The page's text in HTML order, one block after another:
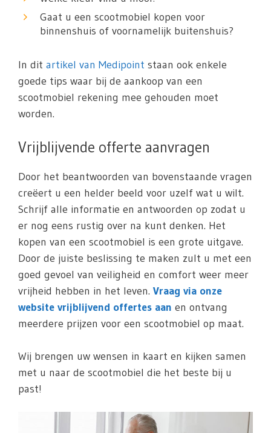
Gaat u een scootmobiel kopen voor
binnenshuis of voornamelijk buitenshuis?
In dit artikel van Medipoint staan ook enkele
goede tips waar bij de aankoop van een
scootmobiel rekening mee gehouden moet
worden.
Vrijblijvende offerte aanvragen
Door het beantwoorden van bovenstaande vragen
creëert u een helder beeld voor uzelf wat u wilt.
Schrijf alle informatie en antwoorden op zodat u
er nog eens rustig over na kunt denken. Het
kopen van een scootmobiel is een grote uitgave.
Door de juiste beslissing te maken zult u met een
goed gevoel van veiligheid en comfort weer meer
vrijheid hebben in het leven. Vraag via onze
website vrijblijvend offertes aan en ontvang
meerdere prijzen voor een scootmobiel op maat.
Wij brengen uw wensen in kaart en kijken samen
met u naar de scootmobiel die het beste bij u
past!